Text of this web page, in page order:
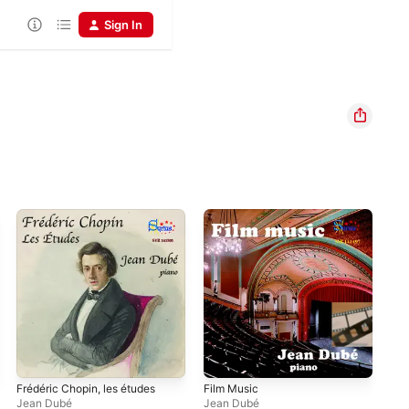
Sign In
Frédéric Chopin, les études
Jean Dubé
Film Music
Jean Dubé